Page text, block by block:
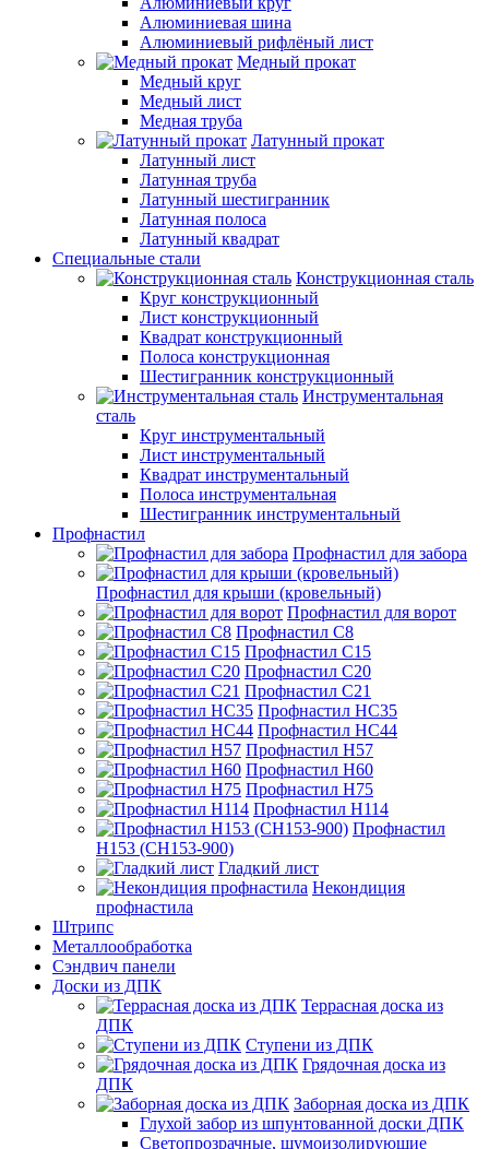
Алюминиевая шина
Алюминиевый рифлёный лист
Медный прокат
Медный круг
Медный лист
Медная труба
Латунный прокат
Латунный лист
Латунная труба
Латунный шестигранник
Латунная полоса
Латунный квадрат
Специальные стали
Конструкционная сталь
Круг конструкционный
Лист конструкционный
Квадрат конструкционный
Полоса конструкционная
Шестигранник конструкционный
Инструментальная
сталь
Круг инструментальный
Лист инструментальный
Квадрат инструментальный
Полоса инструментальная
Шестигранник инструментальный
Профнастил
Профнастил для забора
Профнастил для крыши (кровельный)
Профнастил для ворот
Профнастил С8
Профнастил С15
Профнастил С20
Профнастил С21
Профнастил НС35
Профнастил НС44
Профнастил Н57
Профнастил Н60
Профнастил Н75
Профнастил Н114
Профнастил
Н153 (СН153-900)
Гладкий лист
Некондиция
профнастила
Штрипс
Металлообработка
Сэндвич панели
Доски из ДПК
Террасная доска из
ДПК
Ступени из ДПК
Грядочная доска из
ДПК
Заборная доска из ДПК
Глухой забор из шпунтованной доски ДПК
Светопрозрачные, шумоизолирующие